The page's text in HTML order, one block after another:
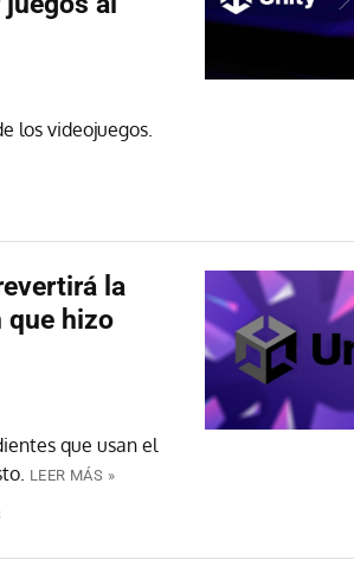
los videojuegos.
la
que hizo
que usan el
LEER MÁS »